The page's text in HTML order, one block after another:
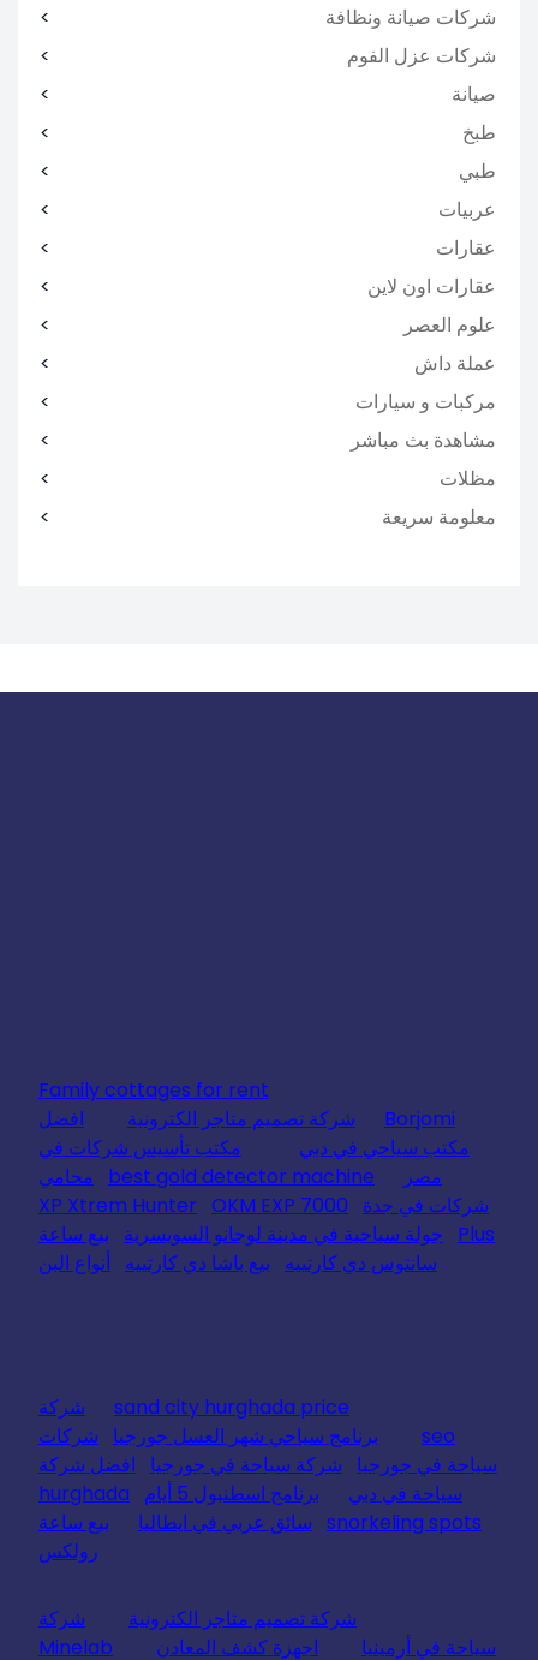
شركات صيانة ونظافة
شركات عزل الفوم
صيانة
طبخ
طبي
عربيات
عقارات
عقارات اون لاين
علوم العصر
عملة داش
مركبات و سيارات
مشاهدة بث مباشر
مظلات
معلومة سريعة
Family cottages for rent
Borjomi
شركة تصميم متاجر الكترونية
افضل
مكتب سياحي في دبي
مكتب تأسيس شركات في
مصر
best gold detector machine
محامي
شركات في جدة
XP Xtrem Hunter OKM EXP 7000
Plus
جولة سياحية في مدينة لوجانو السويسرية
بيع ساعة
سانتوس دي كارتييه
بيع باشا دي كارتييه أنواع البن
sand city hurghada price
شركة
seo
برنامج سياحي شهر العسل جورجيا
شركات
سياحة في جورجيا
شركة سياحة في جورجيا
افضل شركة
سياحة في دبي
برنامج اسطنبول 5 أيام
hurghada
snorkeling spots سائق عربي في ايطاليا
بيع ساعة
رولكس
شركة تصميم متاجر الكترونية
شركة
سياحة في أرمينيا
اجهزة كشف المعادن Minelab